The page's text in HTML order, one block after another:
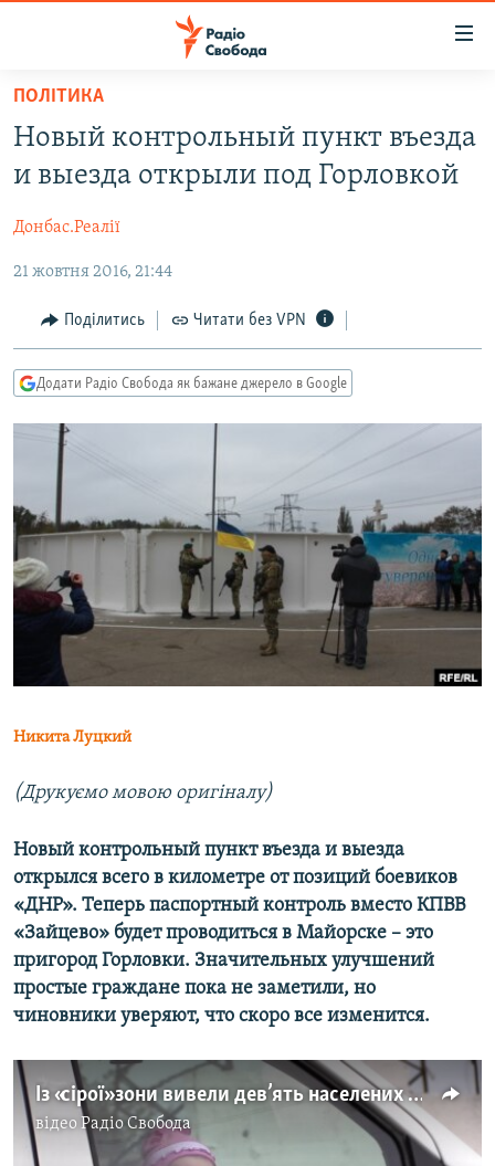
Перейти
основного
матеріалу
до
навігації
Перейти
пошуку
ПОЛІТИКА
ЕКОНОМІКА
СУСПІЛЬСТВО
СПОРТ
УКРАЇНА
СВІТ
ВІЙНА
РОСІЙСЬКА «ФІЛЬТРАЦІЯ»
ДОНБАС.РЕАЛІЇ
КРИМ.РЕАЛІЇ
ТИ ЯК?
СХЕМИ
КИТАЙ.ВИКЛИКИ
МУЛЬТИМЕДІА
ФОТО
СПЕЦПРОЄКТИ
ПОДКАСТИ
КТАТ
Усі сайти RFE/RL
ПОЛІТИКА
Новый контрольный пункт въезда
и выезда открыли под Горловкой
Донбас.Реалії
21 жовтня 2016, 21:44
Поділитись Читати без VPN
Додати Радіо Свобода як бажане джерело в Google
Никита Луцкий
(Друкуємо мовою оригіналу)
Новый контрольный пункт въезда и выезда
открылся всего в километре от позиций боевиков
«ДНР». Теперь паспортный контроль вместо КПВВ
«Зайцево» будет проводиться в Майорске – это
пригород Горловки. Значительных улучшений
простые граждане пока не заметили, но
чиновники уверяют, что скоро все изменится.
Із «cірої» зони вивели дев’ять населених пунктів (відео)
відео Радіо Свобода